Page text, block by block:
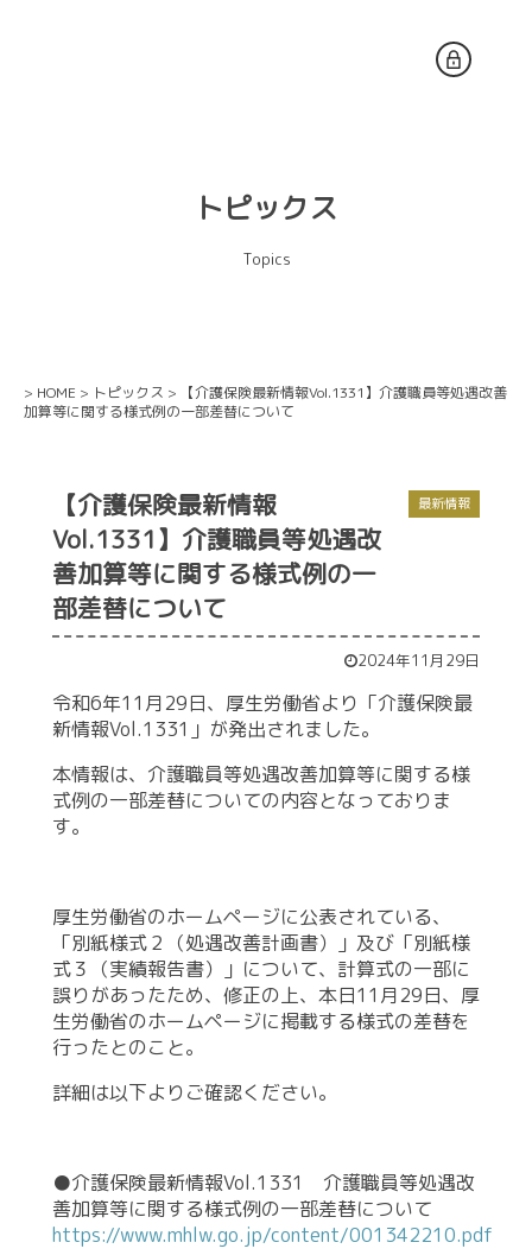
トピックス
Topics
> HOME > トピックス > 【介護保険最新情報Vol.1331】介護職員等処遇改善
加算等に関する様式例の一部差替について
【介護保険最新情報
Vol.1331】介護職員等処遇改
善加算等に関する様式例の一
部差替について
最新情報
2024年11月29日
令和6年11月29日、厚生労働省より「介護保険最
新情報Vol.1331 」 が発出されました。
本情報は、介護職員等処遇改善加算等に関する様
式例の一部差替についての内容となっておりま
す。
厚生労働省のホームページに公表されている、
「別紙様式２（処遇改善計画書）」及び「別紙様
式３（実績報告書）」について、計算式の一部に
誤りがあったため、修正の上、本日11月29日、厚
生労働省のホームページに掲載する様式の差替を
行ったとのこと。
詳細は以下よりご確認ください。
●介護保険最新情報Vol.1331 介護職員等処遇改
善加算等に関する様式例の一部差替について
https://www.mhlw.go.jp/content/001342210.pdf